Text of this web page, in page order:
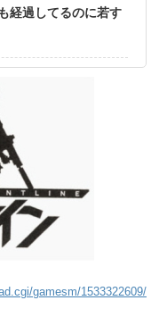
経過してるのに若す
gamesm/1533322609/